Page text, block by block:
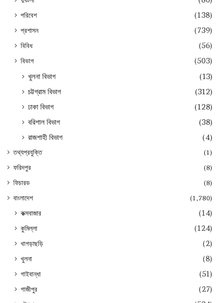
পরিবেশ
(138)
প্রশাসন
(739)
বিবিধ
(56)
বিভাগ
(503)
খুলনা বিভাগ
(13)
চট্টগ্রাম বিভাগ
(312)
ঢাকা বিভাগ
(128)
বরিশাল বিভাগ
(38)
রাজশাহী বিভাগ
(4)
তথ্যপ্রযুক্তি
(1)
ফরিদপুর
(8)
ফিচারড
(8)
বাংলাদেশ
(1,780)
কক্সবাজার
(14)
কুমিল্লা
(124)
খাগড়াছড়ি
(2)
খুলনা
(8)
গাইবান্ধা
(51)
গাজীপুর
(27)